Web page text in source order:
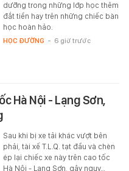
dưỡng trong những lớp học thêm
đắt tiền hay trên những chiếc bàn
học hoàn hảo.
HỌC ĐƯỜNG - 6 giờ trước
Hà Nội - Lạng Sơn,
Sau khi bị xe tải khác vượt bên
phải, tài xế T.L.Q. tạt đầu và chèn
ép lại chiếc xe này trên cao tốc
Hà Nội - Lạng Sơn, gây nguy…